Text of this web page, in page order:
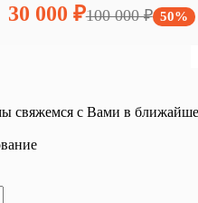
30 000 ₽100 000 ₽ 50%
свяжемся с Вами в